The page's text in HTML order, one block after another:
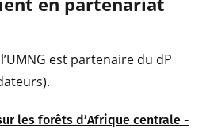
l’UMNG est partenaire du dP
les forêts d’Afrique centrale -